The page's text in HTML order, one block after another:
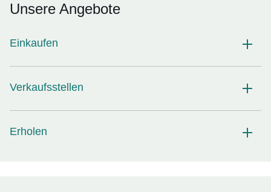
Unsere Angebote
Einkaufen
Verkaufsstellen
Erholen